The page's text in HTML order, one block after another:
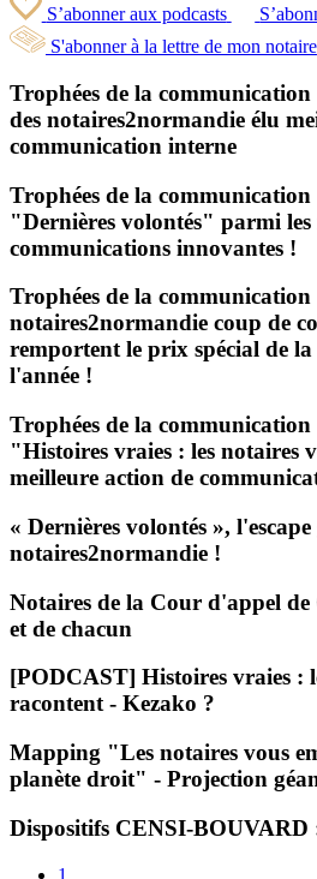
S’abonner aux podcasts
S'abonner à la lettre de mon notaire
Trophées de la
des notaires2normandie élu
communication interne
Trophées de la communication
"Dernières volontés" parmi les
communications innovantes !
Trophées de la communication
notaires2normandie coup de
remportent le prix spécial de
l'année !
Trophées de la
"Histoires vraies : les notaires
meilleure action de
« Dernières volontés », l'escape
notaires2normandie !
Notaires de la Cour d'appel de
et de chacun
[PODCAST] Histoires vraies :
racontent - Kezako ?
Mapping "Les notaires vous
planète droit" - Projection
Dispositifs CENSI-BOUVARD
Page
1